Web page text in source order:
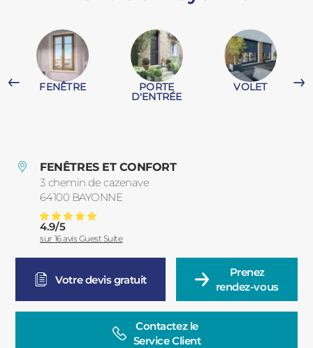
FENÊTRE PORTE
D'ENTRÉE
VOLET
FENÊTRES ET CONFORT
3 chemin de cazenave
64100 BAYONNE
France
Portes De Garage à Bayonne Et Sa Région: Installation Sur-mesure
Note moyenne :
4.9/5
sur 16avis Guest Suite
Votre devis gratuit
Prenez
rendez-vous
Contactez le
Service Client
PVC
CARPORTS
CLÔTURES